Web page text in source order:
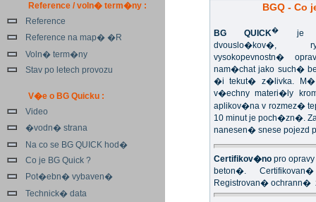
Reference / voln� term�ny :
Reference
Reference na map� �R
Voln� term�ny
Stav po letech provozu
V�e o BG Quicku :
Video
�vodn� strana
Na co se BG QUICK hod�
Co je BG Quick ?
Pot�ebn� vybaven�
Technick� data
BGQ - Co
BG QUICK�
je
dvouslo�kov�,
vysokopevnostn�
nam�chat jako such�
�i tekut� z�livka. M�
v�echny materi�ly
aplikov�na v rozmez�
10 minut je poch�zn�.
nanesen� snese pojezd
Certifikov�nopro
beton�.
Registrovan�